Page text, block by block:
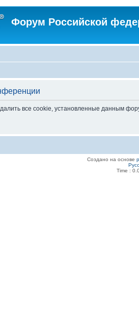
Форум Российской
все cookie, установленные данным
Создано на основе
Time :